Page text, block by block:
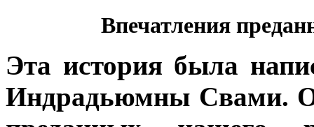
Впечатления
Эта история была
Индрадьюмны Свами.